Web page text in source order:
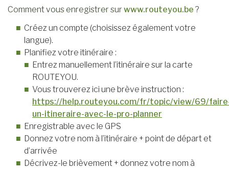
Comment vous enregistrer sur www.routeyou.be ?
Créez un compte (choisissez également votre
langue).
Planifiez votre itinéraire :
Entrez manuellement l’itinéraire sur la carte
ROUTEYOU.
Vous trouverez ici une brève instruction :
https://help.routeyou.com/fr/topic/view/69/
un-itineraire-avec-le-pro-planner
Enregistrable avec le GPS
Donnez votre nom à l’itinéraire + point de départ et
d’arrivée
Décrivez-le brièvement + donnez votre nom à